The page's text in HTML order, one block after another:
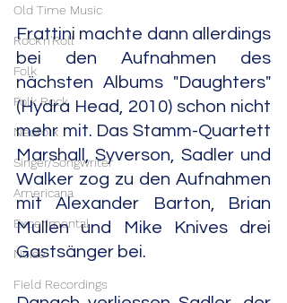
Old Time Music
Rock'n'Roll
Folk
Folk Rock
Neofolk
Singer/Songwriter
Americana
Experimental
Noise
Field Recordings
Frattini machte dann allerdings
bei den Aufnahmen des
nächsten Albums "Daughters"
(Hydra Head, 2010) schon nicht
mehr mit. Das Stamm-Quartett
Marshall, Syverson, Sadler und
Walker zog zu den Aufnahmen
mit Alexander Barton, Brian
Mullen und Mike Knives drei
Gastsänger bei.